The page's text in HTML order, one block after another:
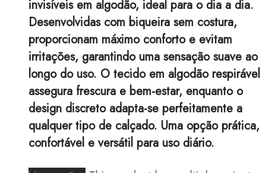
invisíveis em algodão, ideal para o dia a dia.
Desenvolvidas com biqueira sem costura,
proporcionam máximo conforto e evitam
irritações, garantindo uma sensação suave ao
longo do uso. O tecido em algodão respirável
assegura frescura e bem-estar, enquanto o
design discreto adapta-se perfeitamente a
qualquer tipo de calçado. Uma opção prática,
confortável e versátil para uso diário.